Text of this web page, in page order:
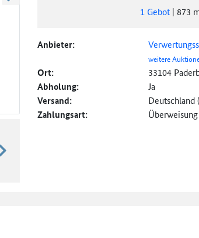
weiter blättern
1 Gebot | 873
Anbieter:
weitere
Ort: 33104
Abholung: Ja
Versand: Deutschland
Zahlungsart: Überweisung